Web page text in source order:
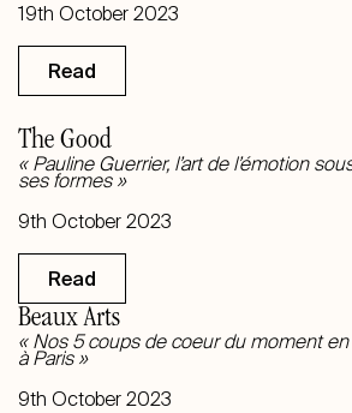
19th October2023
Read
The Good
« Pauline Guerrier, l’art de l’émotion
ses formes»
9th October2023
Read
Beaux Arts
« Nos 5 coups de coeur du moment en
à Paris»
9th October2023